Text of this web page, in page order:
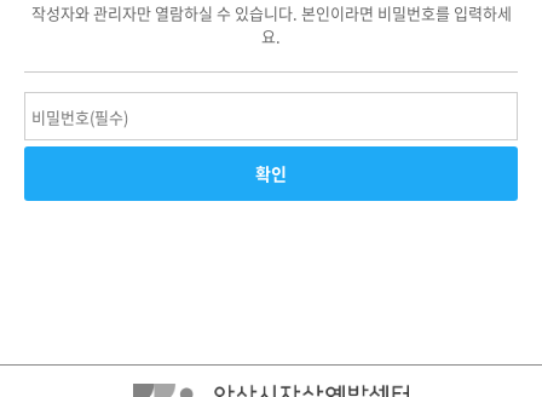
작성자와 관리자만 열람하실 수 있습니다. 본인이라면 비밀번호를 입력하세
요.